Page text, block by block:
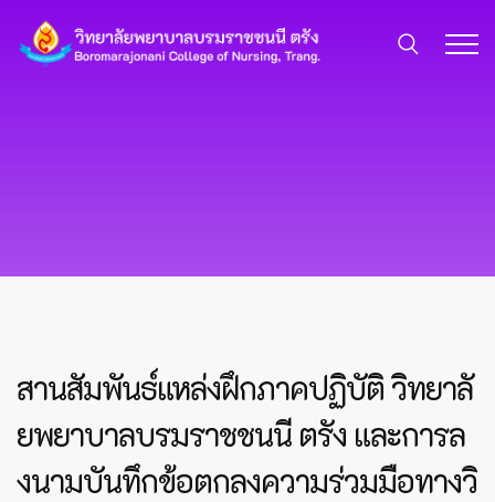
สานสัมพันธ์แหล่งฝึกภาคปฏิบัติ วิทยาลั
ยพยาบาลบรมราชชนนี ตรัง และการล
งนามบันทึกข้อตกลงความร่วมมือทางวิ